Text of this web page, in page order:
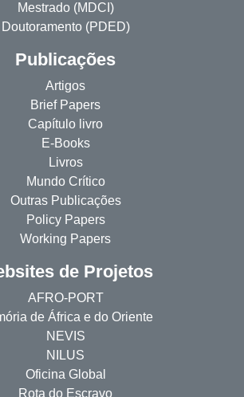
Mestrado (MDCI)
Doutoramento (PDED)
Publicações
Artigos
Brief Papers
Capítulo livro
E-Books
Livros
Mundo Crítico
Outras Publicações
Policy Papers
Working Papers
de Projetos
AFRO-PORT
de África e do Oriente
NEVIS
NILUS
Oficina Global
Rota do Escravo